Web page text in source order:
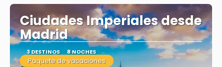
Ciudades Imperiales desde
Madrid
3 DESTINOS 8 NOCHES
Paquete de vacaciones